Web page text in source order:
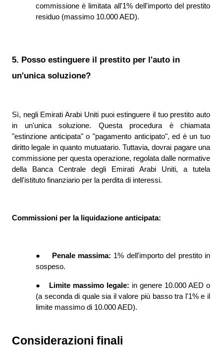
commissione è limitata all'1% dell'importo del prestito
residuo (massimo 10.000 AED).
5. Posso estinguere il prestito per l'auto in
un'unica soluzione?
Sì, negli Emirati Arabi Uniti puoi estinguere il tuo prestito auto
in un'unica soluzione. Questa procedura è chiamata
"estinzione anticipata" o "pagamento anticipato", ed è un tuo
diritto legale in quanto mutuatario. Tuttavia, dovrai pagare una
commissione per questa operazione, regolata dalle normative
della Banca Centrale degli Emirati Arabi Uniti, a tutela
dell'istituto finanziario per la perdita di interessi.
Commissioni per la liquidazione anticipata:
● Penale massima: 1% dell'importo del prestito in
sospeso.
● Limite massimo legale: in genere 10.000 AED o
(a seconda di quale sia il valore più basso tra l'1% e il
limite massimo di 10.000 AED).
Considerazioni finali